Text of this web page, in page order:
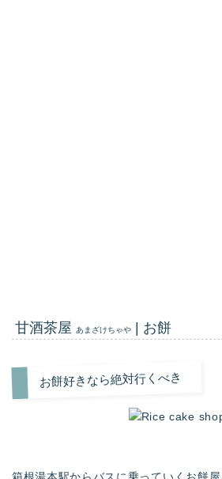
甘酒茶屋 あまざけちゃや| お餅
お餅好きなら絶対行くべき